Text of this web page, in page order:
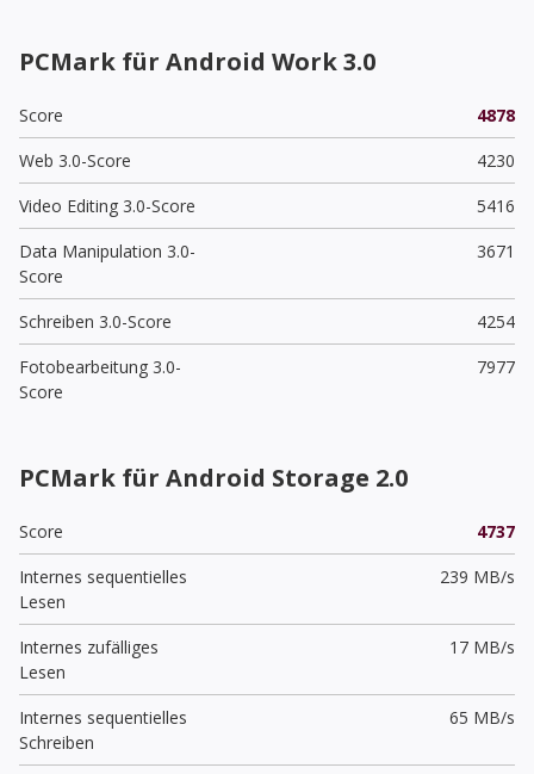
PCMark für Android Work 3.0
Score
4878
Web 3.0-Score
4230
Video Editing 3.0-Score
5416
Data Manipulation 3.0-
Score
3671
Schreiben 3.0-Score
4254
Fotobearbeitung 3.0-
Score
7977
PCMark für Android Storage 2.0
Score
4737
Internes sequentielles
Lesen
239 MB/s
Internes zufälliges
Lesen
17 MB/s
Internes sequentielles
Schreiben
65 MB/s